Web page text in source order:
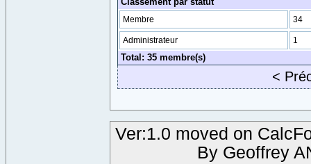
Membre 34
Administrateur 1
Total: 35 membre(s)
<
Ver:1.0 moved on
By Geoffrey